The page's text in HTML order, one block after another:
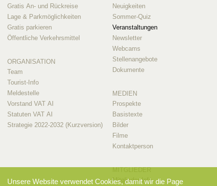
Gratis An- und Rückreise
Lage & Parkmöglichkeiten
Gratis parkieren
Öffentliche Verkehrsmittel
ORGANISATION
Team
Tourist-Info
Meldestelle
Vorstand VAT AI
Statuten VAT AI
Strategie 2022-2032 (Kurzversion)
Neuigkeiten
Sommer-Quiz
Veranstaltungen
Newsletter
Webcams
Stellenangebote
Dokumente
MEDIEN
Prospekte
Basistexte
Bilder
Filme
Kontaktperson
Mitglieder-Info
Unsere Website verwendet Cookies, damit wir die Page